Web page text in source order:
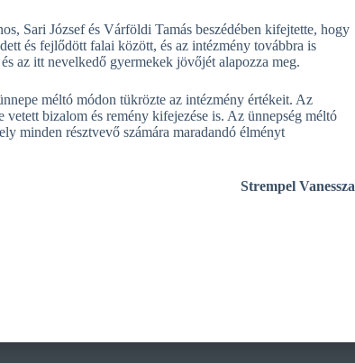
Sari József és Várföldi Tamás beszédében kifejtette, hogy
és fejlődött falai között, és az intézmény továbbra is
az itt nevelkedő gyermekek jövőjét alapozza meg.
méltó módon tükrözte az intézmény értékeit. Az
bizalom és remény kifejezése is. Az ünnepség méltó
minden résztvevő számára maradandó élményt
Strempel Vanessza